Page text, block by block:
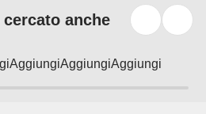
anche
AggiungiAggiungiAggiungi